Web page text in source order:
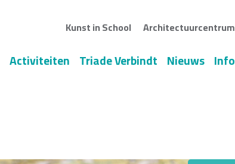
Activiteiten Triade Verbindt Nieuws Info
Kunst in School Architectuurcentrum